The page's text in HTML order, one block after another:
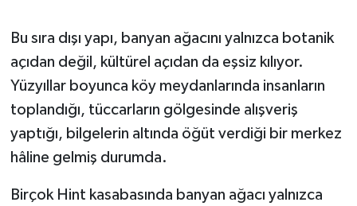
Bu sıra dışı yapı, banyan ağacını yalnızca botanik
açıdan değil, kültürel açıdan da eşsiz kılıyor.
Yüzyıllar boyunca köy meydanlarında insanların
toplandığı, tüccarların gölgesinde alışveriş
yaptığı, bilgelerin altında öğüt verdiği bir merkez
hâline gelmiş durumda.
Birçok Hint kasabasında banyan ağacı yalnızca
Resmi İlanlar
SAĞLIK
Savaştepe